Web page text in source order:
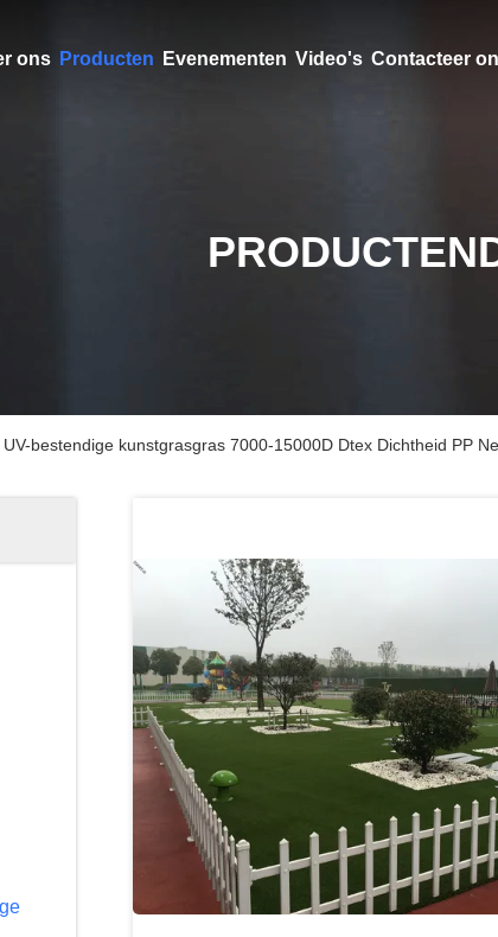
ons Producten Evenementen Video's Contacteer
bestendige kunstgrasgras 7000-15000D Dtex Dichtheid PP